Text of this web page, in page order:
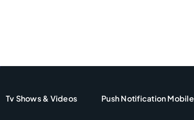
Tv Shows & Videos Push Notification Mobile